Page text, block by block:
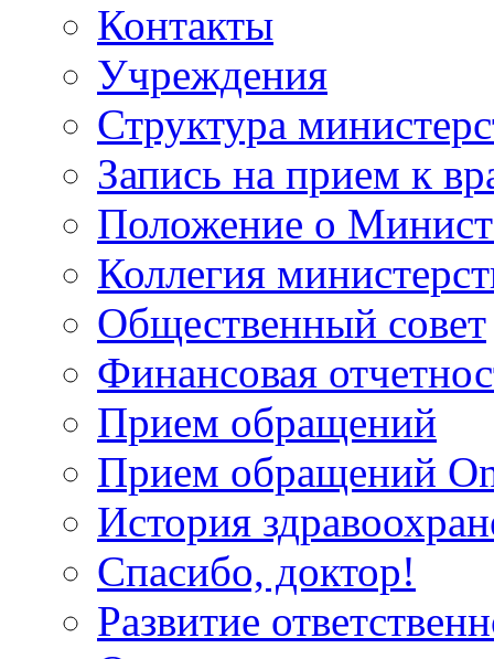
Контакты
Учреждения
Структура
Запись на прием к
Положение о
Коллегия
Общественный совет
Финансовая
Прием обращений
Прием обращений
История
Спасибо, доктор!
Развитие